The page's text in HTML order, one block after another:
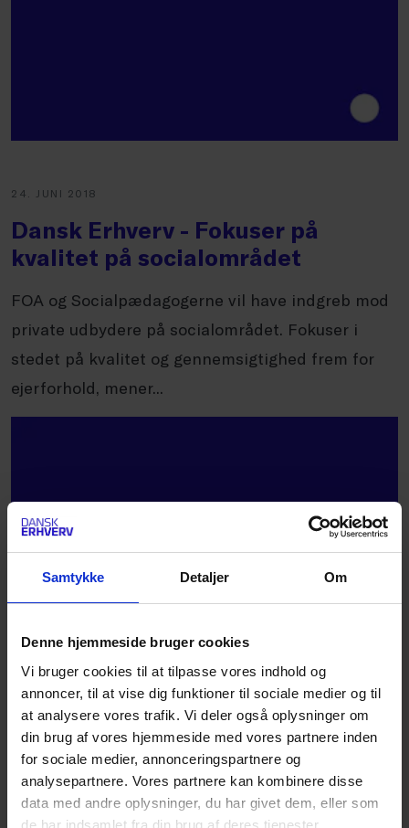
Samtykke Detaljer Om
Denne hjemmeside bruger cookies
Vi bruger cookies til at tilpasse vores indhold og
annoncer, til at vise dig funktioner til sociale medier og til
at analysere vores trafik. Vi deler også oplysninger om
din brug af vores hjemmeside med vores partnere inden
for sociale medier, annonceringspartnere og
analysepartnere. Vores partnere kan kombinere disse
data med andre oplysninger, du har givet dem, eller som
de har indsamlet fra din brug af deres tjenester.
24. JUNI 2018
Dansk Erhverv - Fokuser på
kvalitet på socialområdet
FOA og Socialpædagogerne vil have indgreb mod
private udbydere på socialområdet. Fokuser i
stedet på kvalitet og gennemsigtighed frem for
ejerforhold, mener...